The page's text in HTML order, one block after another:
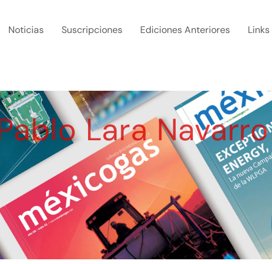
Noticias Suscripciones Ediciones Anteriores Links
Lara Navarro